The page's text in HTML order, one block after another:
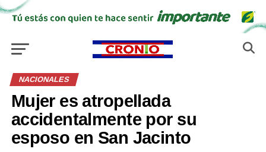
NACIONALES
Mujer es atropellada
accidentalmente por su
esposo en San Jacinto